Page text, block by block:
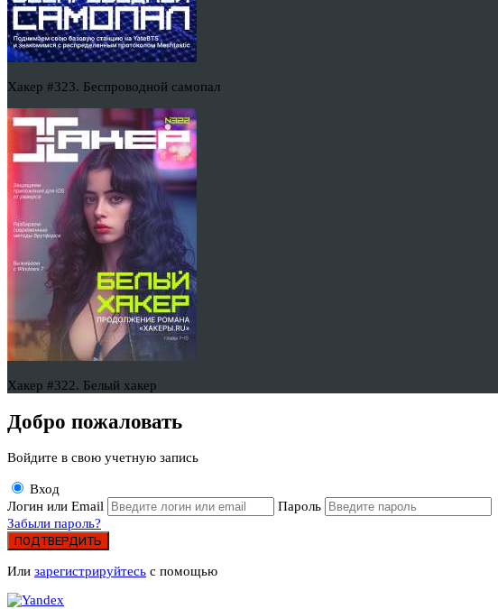
Хакер #323. Беспроводной самопал
Хакер #322. Белый хакер
Добро пожаловать
Войдите в свою учетную запись
Вход
Логин или Email
Пароль
Забыли пароль?
ПОДТВЕРДИТЬ
Или зарегистрируйтесь с помощью